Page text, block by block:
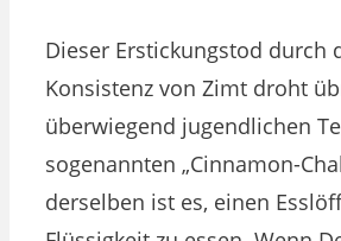
Dieser Erstickungstod durch
Konsistenz von Zimt droht
überwiegend jugendlichen
sogenannten „Cinnamon-
derselben ist es, einen